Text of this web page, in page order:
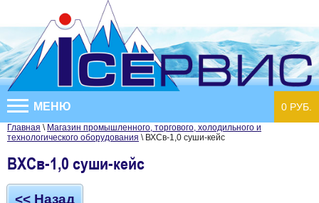
МЕНЮ 0 РУБ.
Главная \ Магазин промышленного, торгового, холодильного и
технологического оборудования \ ВХСв-1,0 суши-кейс
ВХСв-1,0 суши-кейс
<< Назад